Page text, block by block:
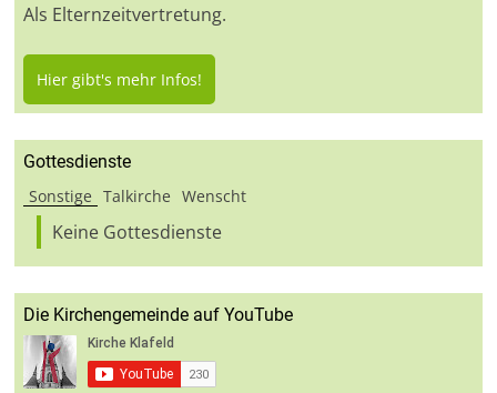
Als Elternzeitvertretung.
Hier gibt's mehr Infos!
Gottesdienste
Sonstige
Talkirche Wenscht
Keine Gottesdienste
Die Kirchengemeinde auf YouTube